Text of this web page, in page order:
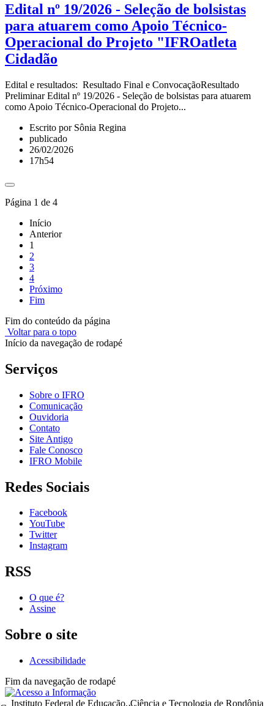
Edital nº 19/2026 - Seleção de bolsistas
para atuarem como Apoio Técnico-
Operacional do Projeto "IFROatleta
Cidadão
Edital e resultados: Resultado Final e ConvocaçãoResultado
Preliminar Edital nº 19/2026 - Seleção de bolsistas para atuarem
como Apoio Técnico-Operacional do Projeto...
Escrito por Sônia Regina
publicado
26/02/2026
17h54
Página 1 de 4
Início
Anterior
1
2
3
4
Próximo
Fim
Fim do conteúdo da página
Voltar para o topo
Início da navegação de rodapé
Serviços
Sobre o IFRO
Comunicação
Ouvidoria
Contato
Site Antigo
Fale Conosco
IFRO Mobile
Redes Sociais
Facebook
YouTube
Twitter
Instagram
RSS
O que é?
Assine
Sobre o site
Acessibilidade
Fim da navegação de rodapé
Instituto Federal de Educação, Ciência e Tecnologia de Rondônia